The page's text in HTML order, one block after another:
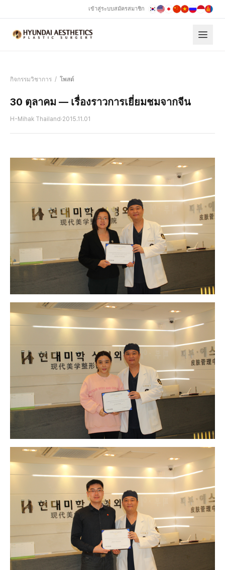
เข้าสู่ระบบสมัครสมาชิก
กิจกรรมวิชาการ / โพสต์
30 ตุลาคม — เรื่องราวการเยี่ยมชมจากจีน
H-Mihak Thailand ·2015.11.01